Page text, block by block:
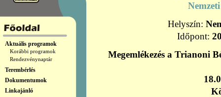
Aktuális programok
Korábbi programok
Rendezvénynaptár
Terembérlés
Dokumentumok
Linkajánló
Helyszín:
Időpont:
Megemlékezés a Trianoni